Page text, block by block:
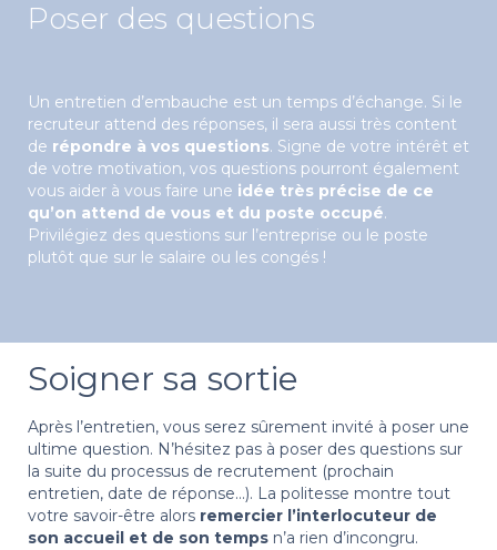
Poser des questions
Un entretien d’embauche est un temps d’échange. Si le
recruteur attend des réponses, il sera aussi très content
de répondre à vos questions. Signe de votre intérêt et
de votre motivation, vos questions pourront également
vous aider à vous faire une idée très précise de ce
qu’on attend de vous et du poste occupé.
Privilégiez des questions sur l’entreprise ou le poste
plutôt que sur le salaire ou les congés !
Soigner sa sortie
Après l’entretien, vous serez sûrement invité à poser une
ultime question. N’hésitez pas à poser des questions sur
la suite du processus de recrutement (prochain
entretien, date de réponse…). La politesse montre tout
votre savoir-être alors remercier l’interlocuteur de
son accueil et de son temps n’a rien d’incongru.